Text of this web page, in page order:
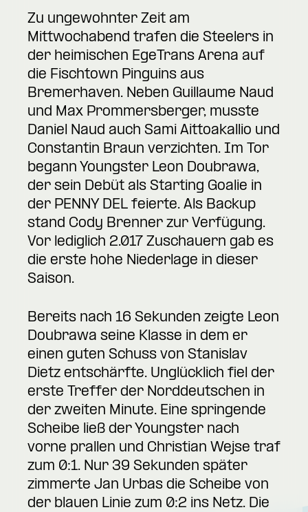
Zu ungewohnter Zeit am
Mittwochabend trafen die Steelers in
der heimischen EgeTrans Arena auf
die Fischtown Pinguins aus
Bremerhaven. Neben Guillaume Naud
und Max Prommersberger, musste
Daniel Naud auch Sami Aittoakallio und
Constantin Braun verzichten. Im Tor
begann Youngster Leon Doubrawa,
der sein Debüt als Starting Goalie in
der PENNY DEL feierte. Als Backup
stand Cody Brenner zur Verfügung.
Vor lediglich 2.017 Zuschauern gab es
die erste hohe Niederlage in dieser
Saison.
Bereits nach 16 Sekunden zeigte Leon
Doubrawa seine Klasse in dem er
einen guten Schuss von Stanislav
Dietz entschärfte. Unglücklich fiel der
erste Treffer der Norddeutschen in
der zweiten Minute. Eine springende
Scheibe ließ der Youngster nach
vorne prallen und Christian Wejse traf
zum 0:1. Nur 39 Sekunden später
zimmerte Jan Urbas die Scheibe von
der blauen Linie zum 0:2 ins Netz. Die